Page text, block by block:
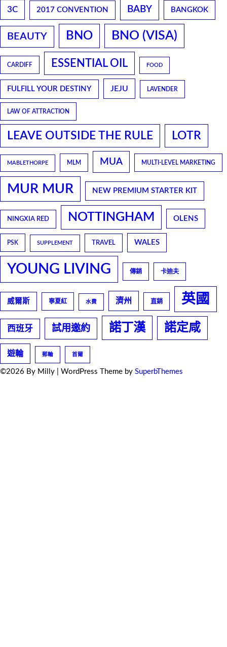
3C 2017 CONVENTION BABY BANGKOK
BEAUTY BNO BNO (VISA)
CARDIFF ESSENTIAL OIL FOOD
FULFILL YOUR DESTINY JEJU LAVENDER
LAW OF ATTRACTION
LEAVE OUTSIDE THE RULE LOTR
MABLETHORPE MLM MUA MULTI-LEVEL MARKETING
MUR MUR NEW PREMIUM STARTER KIT
NINGXIA RED NOTTINGHAM OLENS
PSK SUPPLEMENT TRAVEL WALES
YOUNG LIVING 傳銷 卡迪夫
威爾斯 寧夏紅 水費 濟州 直銷 英國
西班牙 試用邀約 諾丁漢 諾定咸
遊輪 郵輪 首爾
©2026 By Milly | WordPress Theme by SuperbThemes